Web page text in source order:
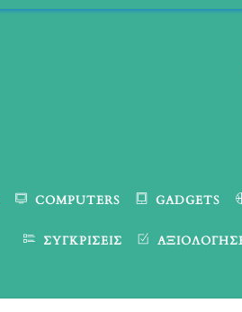
COMPUTERS GADGETS
ΣΥΓΚΡΊΣΕΙΣ